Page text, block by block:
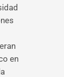
en